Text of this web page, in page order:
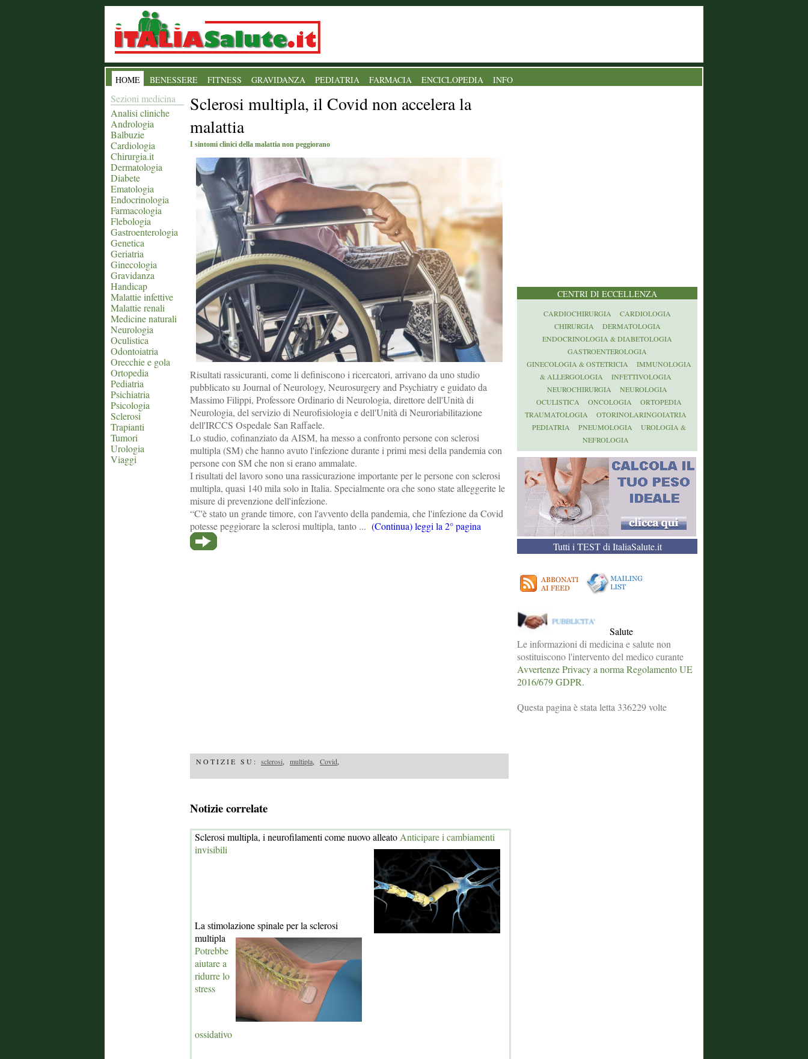
HOME BENESSERE FITNESS GRAVIDANZA PEDIATRIA FARMACIA ENCICLOPEDIA INFO
Sezioni medicina
Analisi cliniche
Andrologia
Balbuzie
Cardiologia
Chirurgia.it
Dermatologia
Diabete
Ematologia
Endocrinologia
Farmacologia
Flebologia
Gastroenterologia
Genetica
Geriatria
Ginecologia
Gravidanza
Handicap
Malattie infettive
Malattie renali
Medicine naturali
Neurologia
Oculistica
Odontoiatria
Orecchie e gola
Ortopedia
Pediatria
Psichiatria
Psicologia
Sclerosi
Trapianti
Tumori
Urologia
Viaggi
Sclerosi multipla, il Covid non accelera la
malattia
I sintomi clinici della malattia non peggiorano
Risultati rassicuranti, come li definiscono i ricercatori, arrivano da uno studio
pubblicato su Journal of Neurology, Neurosurgery and Psychiatry e guidato da
Massimo Filippi, Professore Ordinario di Neurologia, direttore dell'Unità di
Neurologia, del servizio di Neurofisiologia e dell'Unità di Neuroriabilitazione
dell'IRCCS Ospedale San Raffaele.
Lo studio, cofinanziato da AISM, ha messo a confronto persone con sclerosi
multipla (SM) che hanno avuto l'infezione durante i primi mesi della pandemia con
persone con SM che non si erano ammalate.
I risultati del lavoro sono una rassicurazione importante per le persone con sclerosi
multipla, quasi 140 mila solo in Italia. Specialmente ora che sono state alleggerite le
misure di prevenzione dell'infezione.
“C'è stato un grande timore, con l'avvento della pandemia, che l'infezione da Covid
potesse peggiorare la sclerosi multipla, tanto ... (Continua) leggi la 2° pagina
NOTIZIE SU: sclerosi, multipla, Covid,
Notizie correlate
Sclerosi multipla, i neurofilamenti come nuovo alleato Anticipare i cambiamenti
invisibili
La stimolazione spinale per la sclerosi
multipla
Potrebbe
aiutare a
ridurre lo
stress
ossidativo
CENTRI DI ECCELLENZA
CARDIOCHIRURGIA
CARDIOLOGIA
CHIRURGIA
DERMATOLOGIA
ENDOCRINOLOGIA & DIABETOLOGIA
GASTROENTEROLOGIA
GINECOLOGIA & OSTETRICIA
IMMUNOLOGIA
& ALLERGOLOGIA
INFETTIVOLOGIA
NEUROCHIRURGIA
NEUROLOGIA
OCULISTICA
ONCOLOGIA
ORTOPEDIA
TRAUMATOLOGIA
OTORINOLARINGOIATRIA
PEDIATRIA
PNEUMOLOGIA
UROLOGIA &
NEFROLOGIA
Tutti i TEST di ItaliaSalute.it
Salute
Le informazioni di medicina e salute non
sostituiscono l'intervento del medico curante
Avvertenze Privacy a norma Regolamento UE
2016/679 GDPR.
Questa pagina è stata letta 336229 volte